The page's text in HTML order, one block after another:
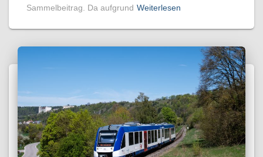
Sammelbeitrag. Da aufgrund Weiterlesen